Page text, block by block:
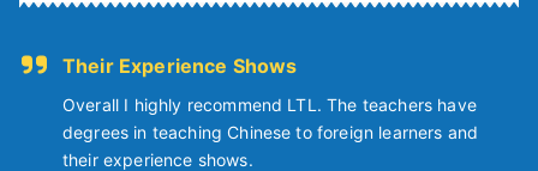
Their Experience Shows
Overall I highly recommend LTL. The teachers have
degrees in teaching Chinese to foreign learners and
their experience shows.